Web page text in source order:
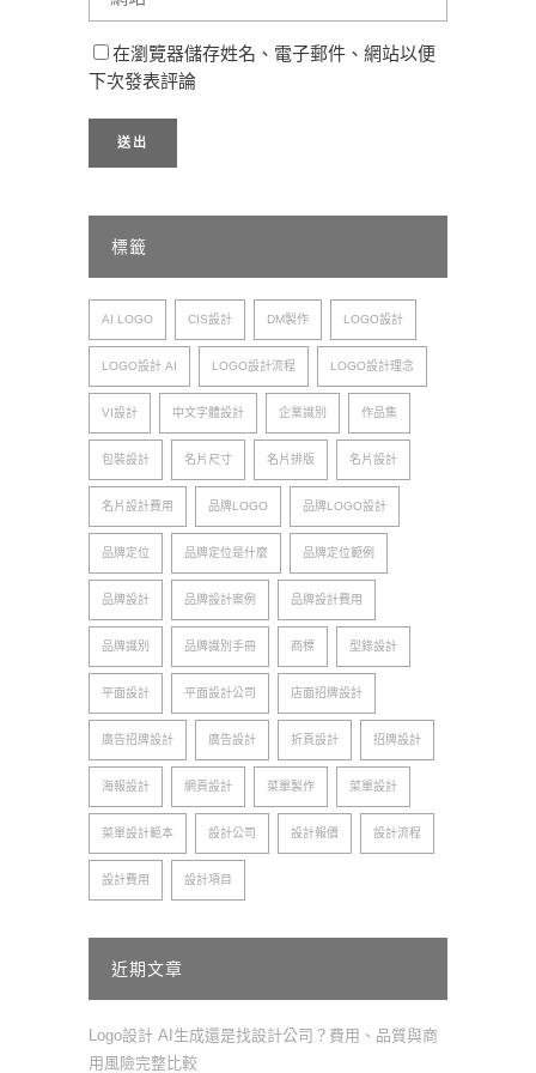
在瀏覽器儲存姓名、電子郵件、網站以便
下次發表評論
標籤
AI LOGO CIS設計 DM製作 LOGO設計
LOGO設計 AI LOGO設計流程 LOGO設計理念
VI設計 中文字體設計 企業識別 作品集
包裝設計 名片尺寸 名片排版 名片設計
名片設計費用 品牌LOGO 品牌LOGO設計
品牌定位 品牌定位是什麼 品牌定位範例
品牌設計 品牌設計案例 品牌設計費用
品牌識別 品牌識別手冊 商標 型錄設計
平面設計 平面設計公司 店面招牌設計
廣告招牌設計 廣告設計 折頁設計 招牌設計
海報設計 網頁設計 菜單製作 菜單設計
菜單設計範本 設計公司 設計報價 設計流程
設計費用 設計項目
近期文章
Logo設計 AI生成還是找設計公司？費用、品質與商
用風險完整比較